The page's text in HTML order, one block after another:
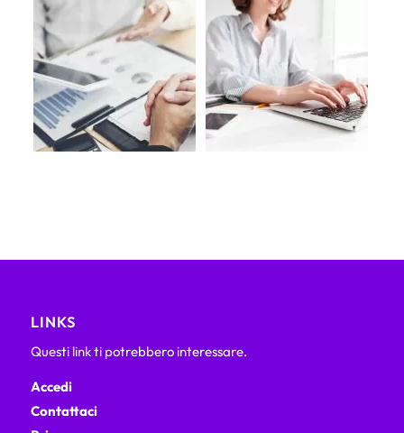
LINKS
Questi link ti potrebbero interessare.
Accedi
Contattaci